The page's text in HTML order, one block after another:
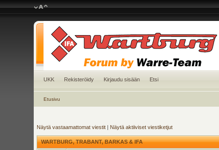
UKK Rekisteröidy Kirjaudu sisään Etsi
Etusivu
Näytä vastaamattomat viestit| Näytä aktiiviset viestiketjut
WARTBURG, TRABANT, BARKAS & IFA